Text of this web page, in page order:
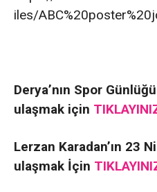
iles/
Derya’nın Spor
ulaşmak için
Lerzan Karadan’ın 23
ulaşmak İçin